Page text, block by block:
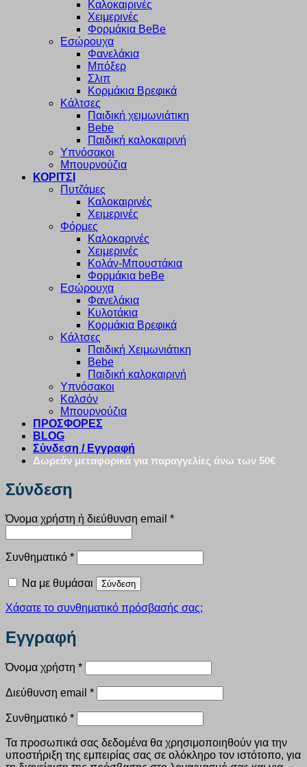
Καλοκαιρινές
Χειμερινές
Φορμάκια BeBe
Εσώρουχα
Φανελάκια
Μπόξερ
Σλιπ
Κορμάκια Βρεφικά
Κάλτσες
Παιδική χειμωνιάτικη
Bebe
Παιδική καλοκαιρινή
Υπνόσακοι
Μπουρνούζια
ΚΟΡΙΤΣΙ
Πυτζάμες
Καλοκαιρινές
Χειμερινές
Φόρμες
Καλοκαρινές
Χειμερινές
Κολάν-Μπουστάκια
Φορμάκια beBe
Εσώρουχα
Φανελάκια
Κυλοτάκια
Κορμάκια Βρεφικά
Κάλτσες
Παιδική Χειμωνιάτικη
Bebe
Παιδική καλοκαιρινή
Υπνόσακοι
Καλσόν
Μπουρνούζια
ΠΡΟΣΦΟΡΕΣ
BLOG
Σύνδεση / Εγγραφή
Δωρεάν μεταφορικά για παραγγελίες άνω των 50€
Σύνδεση
Όνομα χρήστη ή διεύθυνση email *Απαιτείται
Συνθηματικό *Απαιτείται
Να με θυμάσαι Σύνδεση
Χάσατε το συνθηματικό πρόσβασής σας;
Εγγραφή
Όνομα χρήστη *Απαιτείται
Διεύθυνση email *Απαιτείται
Συνθηματικό *Απαιτείται
Τα προσωπικά σας δεδομένα θα χρησιμοποιηθούν για την
υποστήριξη της εμπειρίας σας σε ολόκληρο τον ιστότοπο, για